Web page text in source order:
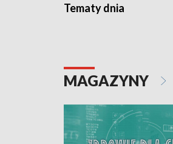
Tematy dnia
MAGAZYNY